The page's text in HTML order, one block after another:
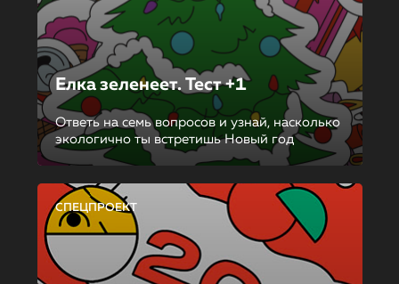
Елка зеленеет. Тест +1
Ответь на семь вопросов и узнай, насколько
экологично ты встретишь Новый год
СПЕЦПРОЕКТ